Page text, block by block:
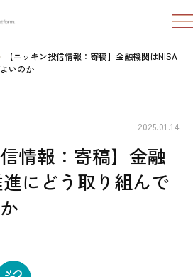
【ニッキン投信情報：寄稿】金融機関はNISA
いのか
2025.01.14
信情報：寄稿】金融
にどう取り組んで